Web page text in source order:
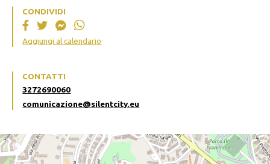
CONDIVIDI
Aggiungi al calendario
CONTATTI
3272690060
comunicazione@silentcity.eu